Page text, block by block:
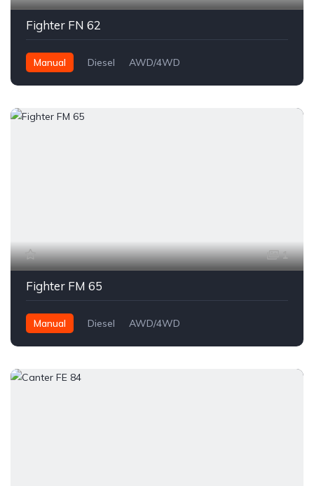
Fighter FN 62
Manual Diesel AWD/4WD
1
Fighter FM 65
Manual Diesel AWD/4WD